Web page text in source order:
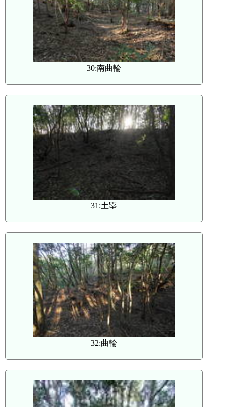
30:南曲輪
31:土塁
32:曲輪